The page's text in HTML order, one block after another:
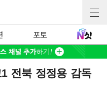
포토
전북 정정용 감독